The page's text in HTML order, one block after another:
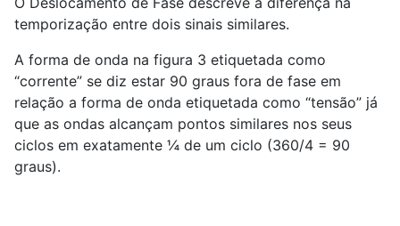
temporização entre dois sinais similares.
A forma de onda na figura 3 etiquetada como
“corrente” se diz estar 90 graus fora de fase em
relação a forma de onda etiquetada como “tensão” já
que as ondas alcançam pontos similares nos seus
ciclos em exatamente ¼ de um ciclo (360/4 = 90
graus).